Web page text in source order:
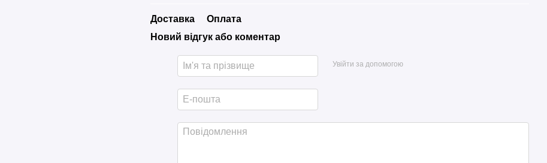
Доставка
Оплата
Новий відгук або коментар
Увійти за допомогою